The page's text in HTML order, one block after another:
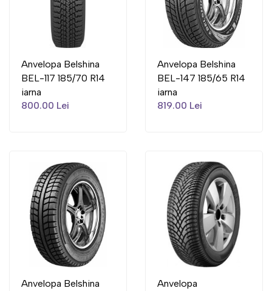
Anvelopa Belshina
BEL-117 185/70 R14
iarna
800.00 Lei
Anvelopa Belshina
BEL-147 185/65 R14
iarna
819.00 Lei
Anvelopa Belshina Anvelopa